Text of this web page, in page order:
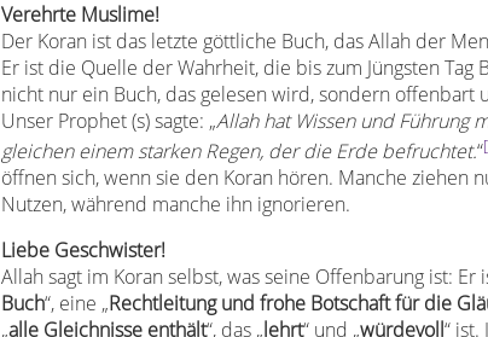
Verehrte Muslime!
Der Koran ist das letzte göttliche Buch, das Allah der
Er ist die Quelle der Wahrheit, die bis zum Jüngsten Tag
nicht nur ein Buch, das gelesen wird, sondern offenbart
Unser Prophet (s) sagte: „Allah hat Wissen und Führung
gleichen einem starken Regen, der die Erde befruchtet.“
öffnen sich, wenn sie den Koran hören. Manche ziehen
Nutzen, während manche ihn ignorieren.
Liebe Geschwister!
Allah sagt im Koran selbst, was seine Offenbarung ist: Er
Buch“, eine „Rechtleitung und frohe Botschaft für die
„alle Gleichnisse enthält“, das „lehrt“ und „würdevoll“ ist.